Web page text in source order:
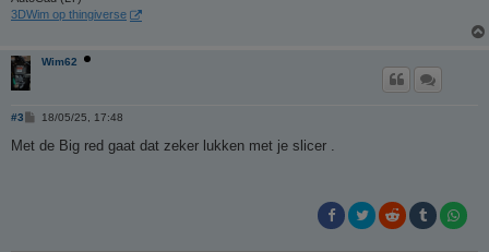
3DWim op thingiverse
Wim62
#3
B18/05/25, 17:48
Met de Big red gaat dat zeker lukken met je slicer .